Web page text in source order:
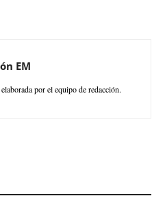
EM
por el equipo de redacción.